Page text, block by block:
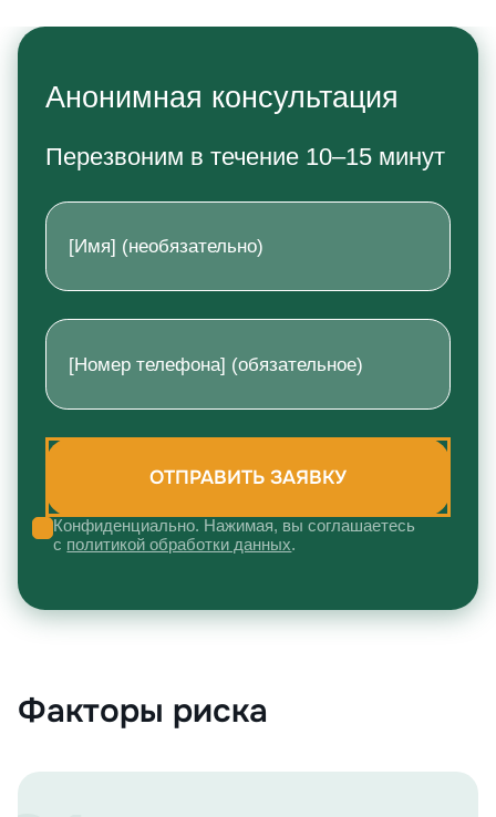
Анонимная консультация
Перезвоним в течение 10–15 минут
Конфиденциально. Нажимая, вы соглашаетесь
с политикой обработки данных.
Факторы риска